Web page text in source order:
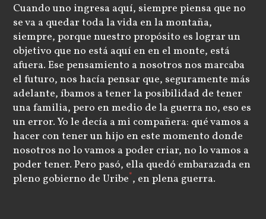
Cuando uno ingresa aquí, siempre piensa que no
se va a quedar toda la vida en la montaña,
siempre, porque nuestro propósito es lograr un
objetivo que no está aquí en en el monte, está
afuera. Ese pensamiento a nosotros nos marcaba
el futuro, nos hacía pensar que, seguramente más
adelante, íbamos a tener la posibilidad de tener
una familia, pero en medio de la guerra no, eso es
un error. Yo le decía a mi compañera: qué vamos a
hacer con tener un hijo en este momento donde
nosotros no lo vamos a poder criar, no lo vamos a
poder tener. Pero pasó, ella quedó embarazada en
pleno gobierno de Uribe*, en plena guerra.